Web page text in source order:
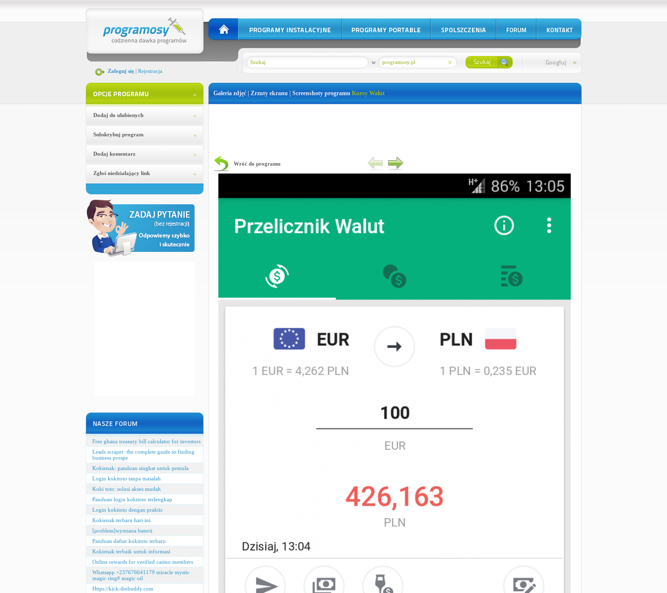
Zaloguj się| Rejestracja
programosy.pl
w
Dodaj do ulubionych
Subskrybuj program
Dodaj komentarz
Zgłoś niedziałający link
Free ghana treasury bill calculator for investors
Leads scraper: the complete guide to finding
business prospe
Kokienak: panduan singkat untuk pemula
Login kokitoto tanpa masalah
Koki toto: solusi akses mudah
Panduan login kokitoto terlengkap
Login kokitoto dengan praktis
Kokienak terbaru hari ini
[problem]wymiana baterii
Panduan daftar kokitoto terbaru
Kokienak terbaik untuk informasi
Online rewards for verified casino members
Whatsapp +237676641179 miracle mystic
magic ring# magic oil
Https://kick-thebuddy.com
Galeria zdjęć | Zrzuty ekranu | Screenshoty programu Kursy Walut
Wróć do programu